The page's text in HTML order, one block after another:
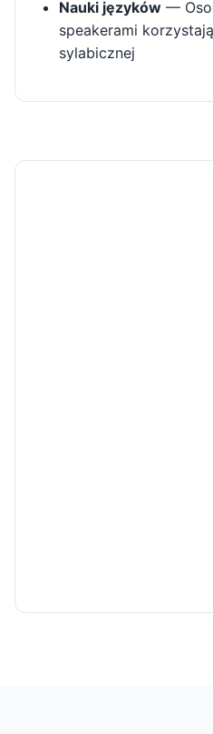
Nauki języków —
speakerami
sylabicznej